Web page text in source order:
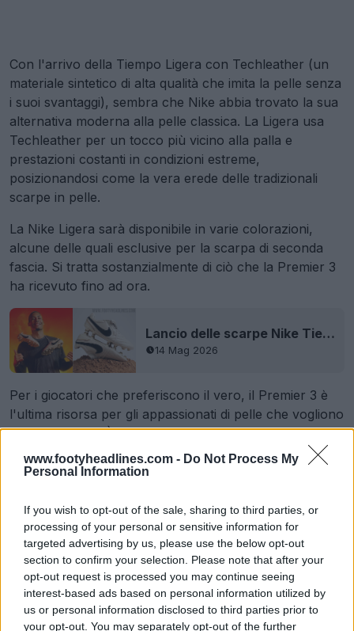
www.footyheadlines.com - Do Not Process My
Personal Information
If you wish to opt-out of the sale, sharing to third parties, or
processing of your personal or sensitive information for
targeted advertising by us, please use the below opt-out
section to confirm your selection. Please note that after your
opt-out request is processed you may continue seeing
interest-based ads based on personal information utilized by
us or personal information disclosed to third parties prior to
your opt-out. You may separately opt-out of the further
Con l'arrivo della Tiempo Ligera con Techleather (un
materiale sintetico di alta qualità che imita la pelle senza
i suoi svantaggi), sembra che Nike abbia trovato la sua
alternativa moderna alla pelle classica. La Ligera usa
Techleather per un tocco più vicino alla palla e
prestazioni costanti in condizioni estreme,
posizionandosi come la vera erede delle tradizionali
scarpe in pelle.
La Nike Ligera sarà disponibile in varie colorazioni,
alcune delle quali esclusive per la scarpa di seconda
fascia. Si tratta sostanzialmente di ciò che la Premier 3
ha ricevuto fino ad ora.
Lancio delle scarpe Nike Tiempo Ligera ispirate a Ronaldinho - Disponibili ora
14 Mag 2026
Per i giocatori che preferiscono il vero, il Premier 3 è
l'ultima risorsa per gli appassionati di pelle che vogliono
indossare Nike. È il playbookadidasCopa Mundial:
intramontabile, affidabile e immutato.